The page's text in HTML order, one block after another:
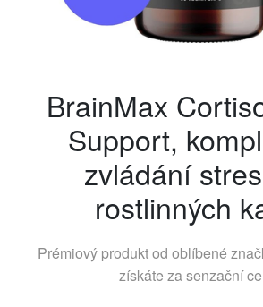
BrainMax
Support,
zvládání
rostlinných
Prémiový produkt od oblíbené
získáte za senzační